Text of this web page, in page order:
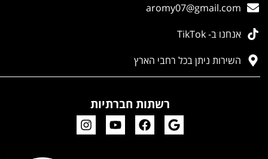
aromy07@gmail.com
אנחנו ב- TikTok
השירות ניתן בכל רחבי הארץ
רשתות חברתיות